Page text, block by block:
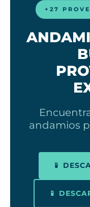
+27
andamios
📱
📱